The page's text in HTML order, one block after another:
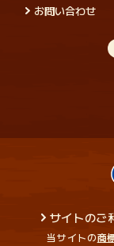
お問い合わせ
サイトのご
当サイトの商